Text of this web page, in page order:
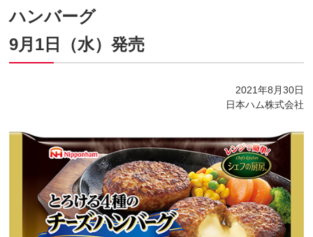
ハンバーグ
9月1日（水）発売
2021年8月30日
日本ハム株式会社